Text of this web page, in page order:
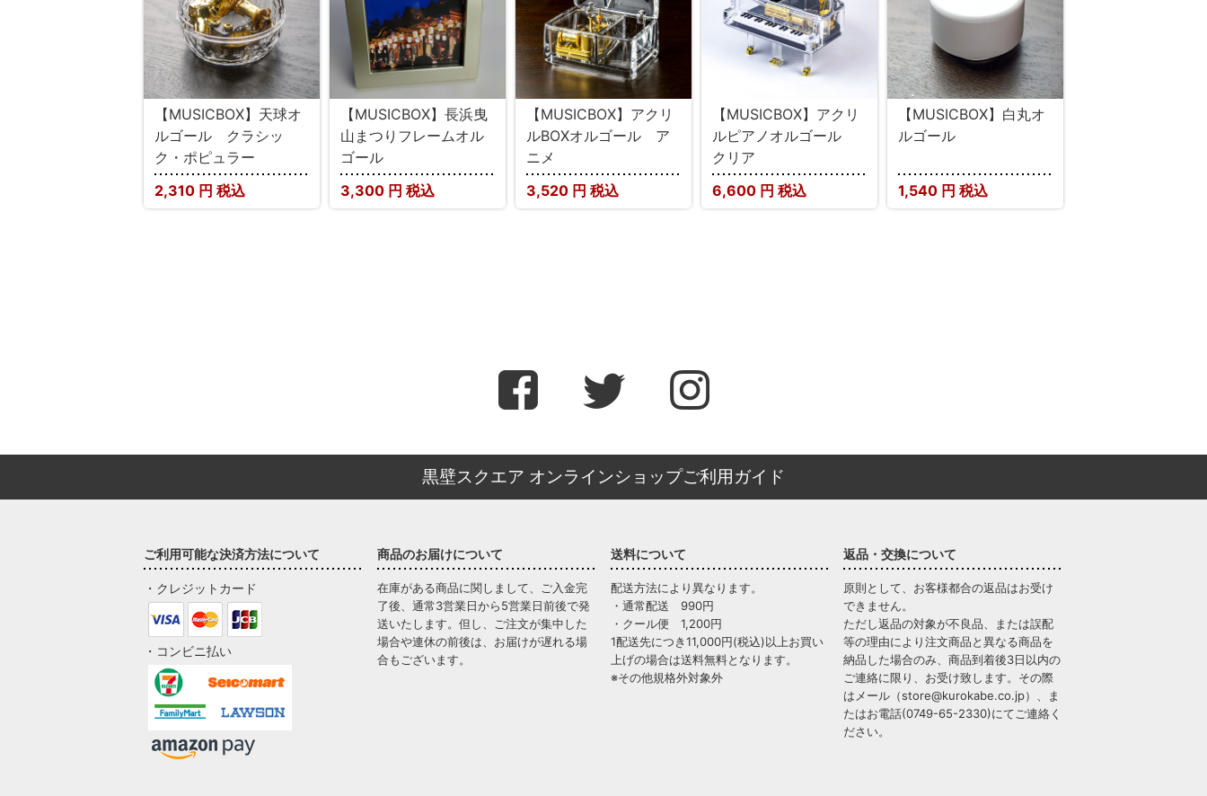
【MUSICBOX】天球オ
ルゴール クラシッ
ク・ポピュラー
2,310 円 税込
【MUSICBOX】長浜曳
山まつりフレームオル
ゴール
3,300 円 税込
【MUSICBOX】アクリ
ルBOXオルゴール ア
ニメ
3,520 円 税込
【MUSICBOX】アクリ
ルピアノオルゴール
クリア
6,600 円 税込
【MUSICBOX】白丸オ
ルゴール
1,540 円 税込
黒壁スクエア オンラインショップご利用ガイド
ご利用可能な決済方法について
・クレジットカード
・コンビニ払い
商品のお届けについて
在庫がある商品に関しまして、ご入金完
了後、通常3営業日から5営業日前後で発
送いたします。但し、ご注文が集中した
場合や連休の前後は、お届けが遅れる場
合もございます。
送料について
配送方法により異なります。
・通常配送 990円
・クール便 1,200円
1配送先につき11,000円(税込)以上お買い
上げの場合は送料無料となります。
※その他規格外対象外
返品・交換について
原則として、お客様都合の返品はお受け
できません。
ただし返品の対象が不良品、または誤配
等の理由により注文商品と異なる商品を
納品した場合のみ、商品到着後3日以内の
ご連絡に限り、お受け致します。その際
はメール（store@kurokabe.co.jp）、ま
たはお電話(0749-65-2330)にてご連絡く
ださい。